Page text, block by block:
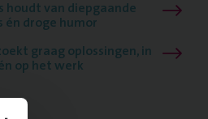
houdt van diepgaande
én droge humor
graag oplossingen, in
op het werk